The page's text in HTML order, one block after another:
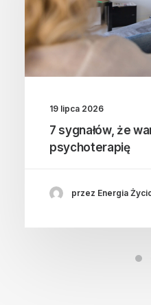
19 lipca 2026
7 sygnałów, że
psychoterapię
przez Energia